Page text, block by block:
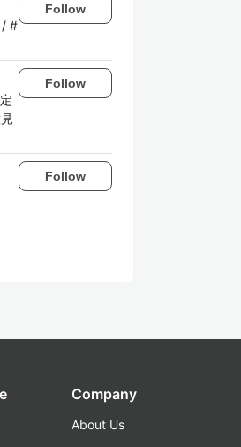
/ #
Follow
Follow
Follow
Company
About Us